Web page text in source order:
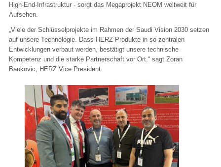
High-End-Infrastruktur - sorgt das Megaprojekt NEOM weltweit für
Aufsehen.
„Viele der Schlüsselprojekte im Rahmen der Saudi Vision 2030 setzen
auf unsere Technologie. Dass HERZ Produkte in so zentralen
Entwicklungen verbaut werden, bestätigt unsere technische
Kompetenz und die starke Partnerschaft vor Ort.“ sagt Zoran
Bankovic, HERZ Vice President.